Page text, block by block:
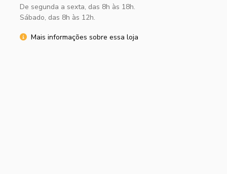
De segunda a sexta, das 8h às 18h.
Sábado, das 8h às 12h.
Mais informações sobre essa loja